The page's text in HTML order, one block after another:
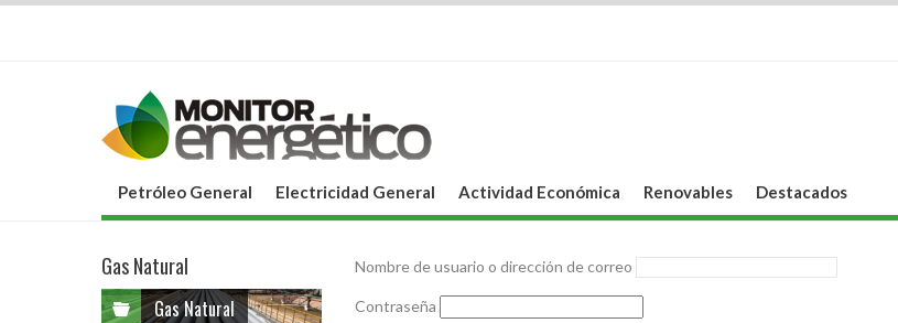
Petróleo General Electricidad General Actividad Económica Renovables Destacados
Nombre de usuario o dirección de correo
Contraseña
Gas Natural
Gas Natural